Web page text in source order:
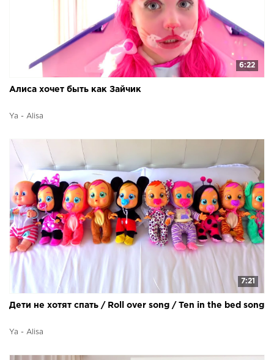
6:22
Алиса хочет быть как Зайчик
Ya - Alisa
7:21
Дети не хотят спать / Roll over song / Ten in the bed song
Ya - Alisa